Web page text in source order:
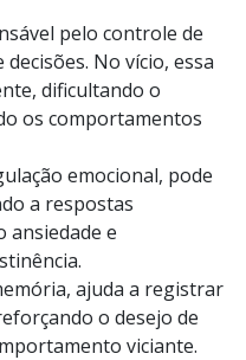
pelo controle de
No vício, essa
dificultando o
os comportamentos
emocional, pode
a respostas
ansiedade e
ajuda a registrar
o desejo de
viciante.